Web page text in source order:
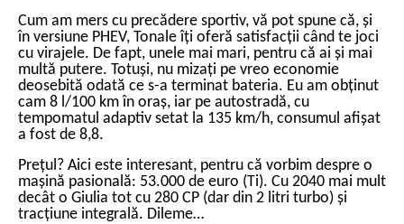
Cum am mers cu precădere sportiv, vă pot spune că, și
în versiune PHEV, Tonale îți oferă satisfacții când te joci
cu virajele. De fapt, unele mai mari, pentru că ai și mai
multă putere. Totuși, nu mizați pe vreo economie
deosebită odată ce s-a terminat bateria. Eu am obținut
cam 8 l/100 km în oraș, iar pe autostradă, cu
tempomatul adaptiv setat la 135 km/h, consumul afișat
a fost de 8,8.
Prețul? Aici este interesant, pentru că vorbim despre o
mașină pasională: 53.000 de euro (Ti). Cu 2040 mai mult
decât o Giulia tot cu 280 CP (dar din 2 litri turbo) și
tracțiune integrală. Dileme…